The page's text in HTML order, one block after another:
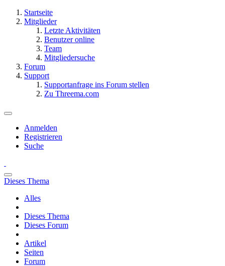
Startseite
Mitglieder
Letzte Aktivitäten
Benutzer online
Team
Mitgliedersuche
Forum
Support
Supportanfrage ins Forum stellen
Zu Threema.com
Anmelden
Registrieren
Suche
Dieses Thema
Alles
Dieses Thema
Dieses Forum
Artikel
Seiten
Forum